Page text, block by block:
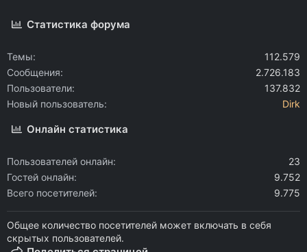
Статистика форума
Темы
112.579
Сообщения
2.726.183
Пользователи
137.832
Новый пользователь
Dirk
Онлайн статистика
Пользователей онлайн
23
Гостей онлайн
9.752
Всего посетителей
9.775
Общее количество посетителей может включать в себя
скрытых пользователей.